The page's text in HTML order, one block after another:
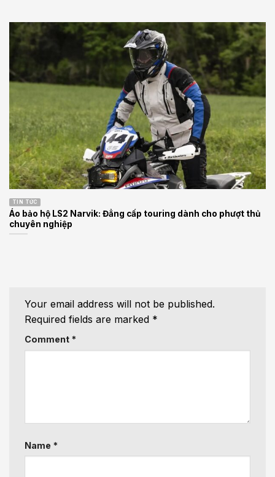
TIN TỨC
Áo bảo hộ LS2 Narvik: Đẳng cấp touring dành cho phượt thủ
chuyên nghiệp
Your email address will not be published.
Required fields are marked *
Comment *
Name *